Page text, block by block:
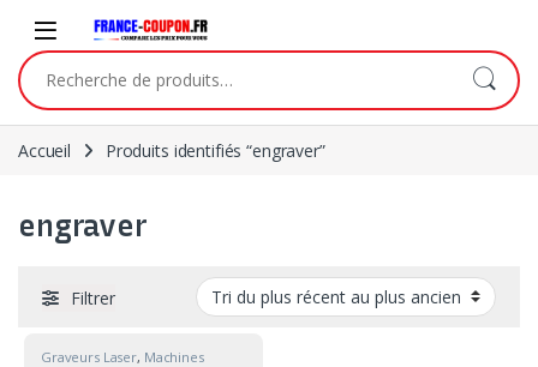
Recherche pour :
Accueil Produits identifiés “engraver”
engraver
Filtrer
Graveurs Laser, Machines